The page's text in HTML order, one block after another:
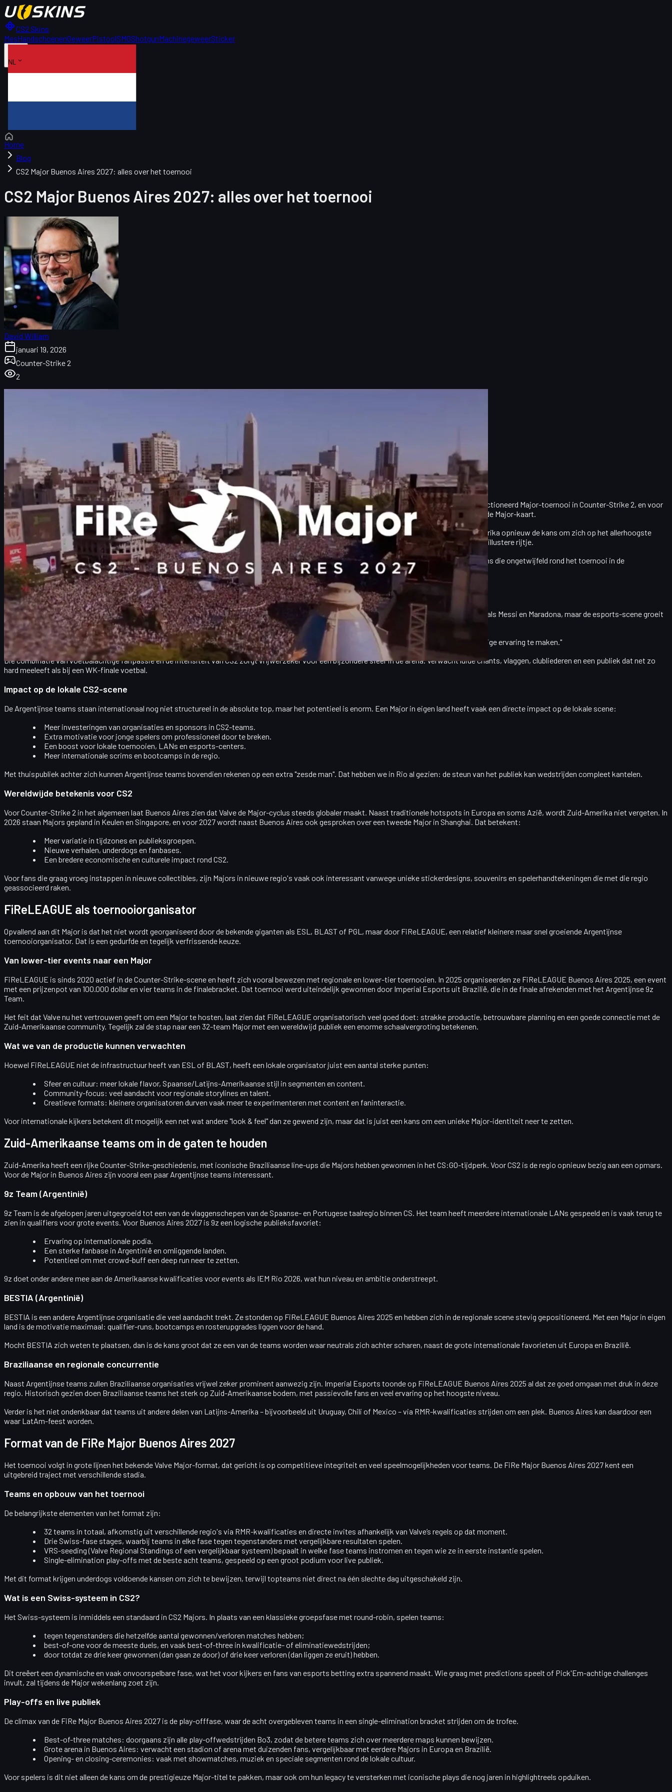
CS2 Skins
MesHandschoenenGeweerPistoolSMGShotgunMachinegeweerSticker
NL
Home
Blog
CS2 Major Buenos Aires 2027: alles over het toernooi
CS2 Major Buenos Aires 2027: alles over het toernooi
David William
januari 19, 2026
Counter-Strike 2
2
Format van de FiRe Major Buenos Aires 2027
Schema en locatie van de Major
CS2 skins en voorbereiding op de Major
Toekomst van CS2 Majors in Zuid-Amerika
CS2 Major Buenos Aires 2027: overzicht
De eerste helft van 2027 krijgt een spectaculair slot: deCS2 FiRe Major Buenos Aires 2027komt eraan. Het gaat om een officieel door Valve gesanctioneerd Major-toernooi in Counter-Strike 2, en voor
het eerst in de geschiedenis vindt zo'n event plaats in Argentinië. Voor de wereldwijde CS2-community betekent dit een nieuwe, unieke locatie op de Major-kaart.
Buenos Aires sluit met deze Major de eerste seizoenshelft van 2027 af. De regio ademt al jaren esports en Counter-Strike, maar nu krijgt Zuid-Amerika opnieuw de kans om zich op het allerhoogste
podium te laten zien. Eerder was er slechts één Major op het continent: de IEM Rio Major 2022 in Brazilië. De Argentijnse hoofdstad stapt nu in dat illustere rijtje.
Voor fans, spelers én skinverzamelaars is dit een ideaal moment om vooruit te plannen: van tickets en streams totinventaris, stickers en CS2 skins die ongetwijfeld rond het toernooi in de
belangstelling komen te staan.
Eerste Major in Argentinië en betekenis voor CS2
Dat de Major in Buenos Aires wordt georganiseerd, is voor Argentinië een mijlpaal. Het land is vooral bekend als de thuisbasis van voetballegendes als Messi en Maradona, maar de esports-scene groeit
er razendsnel. De uitspraak van FiReLEAGUE zegt eigenlijk alles:
"In het land van Messi en Maradona is de passie voor Counter-Strike net zo sterk als voor voetbal. We gaan alles geven om van dit Major een geweldige ervaring te maken."
Die combinatie van voetbalachtige fanpassie en de intensiteit van CS2 zorgt vrijwel zeker voor een bijzondere sfeer in de arena. Verwacht luide chants, vlaggen, clubliederen en een publiek dat net zo
hard meeleeft als bij een WK-finale voetbal.
Impact op de lokale CS2-scene
De Argentijnse teams staan internationaal nog niet structureel in de absolute top, maar het potentieel is enorm. Een Major in eigen land heeft vaak een directe impact op de lokale scene:
Meer investeringen van organisaties en sponsors in CS2-teams.
Extra motivatie voor jonge spelers om professioneel door te breken.
Een boost voor lokale toernooien, LANs en esports-centers.
Meer internationale scrims en bootcamps in de regio.
Met thuispubliek achter zich kunnen Argentijnse teams bovendien rekenen op een extra "zesde man". Dat hebben we in Rio al gezien: de steun van het publiek kan wedstrijden compleet kantelen.
Wereldwijde betekenis voor CS2
Voor Counter-Strike 2 in het algemeen laat Buenos Aires zien dat Valve de Major-cyclus steeds globaler maakt. Naast traditionele hotspots in Europa en soms Azië, wordt Zuid-Amerika niet vergeten. In
2026 staan Majors gepland in Keulen en Singapore, en voor 2027 wordt naast Buenos Aires ook gesproken over een tweede Major in Shanghai. Dat betekent:
Meer variatie in tijdzones en publieksgroepen.
Nieuwe verhalen, underdogs en fanbases.
Een bredere economische en culturele impact rond CS2.
Voor fans die graag vroeg instappen in nieuwe collectibles, zijn Majors in nieuwe regio's vaak ook interessant vanwege unieke stickerdesigns, souvenirs en spelerhandtekeningen die met die regio
geassocieerd raken.
FiReLEAGUE als toernooiorganisator
Opvallend aan dit Major is dat het niet wordt georganiseerd door de bekende giganten als ESL, BLAST of PGL, maar door FiReLEAGUE, een relatief kleinere maar snel groeiende Argentijnse
toernooiorganisator. Dat is een gedurfde en tegelijk verfrissende keuze.
Van lower-tier events naar een Major
FiReLEAGUE is sinds 2020 actief in de Counter-Strike-scene en heeft zich vooral bewezen met regionale en lower-tier toernooien. In 2025 organiseerden ze FiReLEAGUE Buenos Aires 2025, een event
met een prijzenpot van 100.000 dollar en vier teams in de finalebracket. Dat toernooi werd uiteindelijk gewonnen door Imperial Esports uit Brazilië, die in de finale afrekenden met het Argentijnse 9z
Team.
Het feit dat Valve nu het vertrouwen geeft om een Major te hosten, laat zien dat FiReLEAGUE organisatorisch veel goed doet: strakke productie, betrouwbare planning en een goede connectie met de
Zuid-Amerikaanse community. Tegelijk zal de stap naar een 32-team Majormet een wereldwijd publiek een enorme schaalvergroting betekenen.
Wat we van de productie kunnen verwachten
Hoewel FiReLEAGUE niet de infrastructuur heeft van ESL of BLAST, heeft een lokale organisator juist een aantal sterke punten:
Sfeer en cultuur: meer lokale flavor, Spaanse/Latijns-Amerikaanse stijl in segmenten en content.
Community-focus: veel aandacht voor regionale storylines en talent.
Creatieve formats: kleinere organisatoren durven vaak meer te experimenteren met content en faninteractie.
Voor internationale kijkers betekent dit mogelijk een net wat andere "look & feel" dan ze gewend zijn, maar dat is juist een kans om een unieke Major-identiteit neer te zetten.
Zuid-Amerikaanse teams om in de gaten te houden
Zuid-Amerika heeft een rijke Counter-Strike-geschiedenis, met iconische Braziliaanse line-ups die Majors hebben gewonnen in het CS:GO-tijdperk. Voor CS2 is de regio opnieuw bezig aan een opmars.
Voor de Major in Buenos Aires zijn vooral een paar Argentijnse teams interessant.
9z Team (Argentinië)
9z Team is de afgelopen jaren uitgegroeid tot een van de vlaggenschepen van de Spaanse- en Portugese taalregio binnen CS. Het team heeft meerdere internationale LANs gespeeld en is vaak terug te
zien in qualifiers voor grote events. Voor Buenos Aires 2027 is 9z een logische publieksfavoriet:
Ervaring op internationale podia.
Een sterke fanbase in Argentinië en omliggende landen.
Potentieel om met crowd-buff een deep run neer te zetten.
9z doet onder andere mee aan de Amerikaanse kwalificaties voor events als IEM Rio 2026, wat hun niveau en ambitie onderstreept.
BESTIA (Argentinië)
BESTIA is een andere Argentijnse organisatie die veel aandacht trekt. Ze stonden op FiReLEAGUE Buenos Aires 2025 en hebben zich in de regionale scene stevig gepositioneerd. Met een Major in eigen
land is de motivatie maximaal: qualifier-runs, bootcamps en rosterupgrades liggen voor de hand.
Mocht BESTIA zich weten te plaatsen, dan is de kans groot dat ze een van de teams worden waar neutrals zich achter scharen, naast de grote internationale favorieten uit Europa en Brazilië.
Braziliaanse en regionale concurrentie
Naast Argentijnse teams zullen Braziliaanse organisaties vrijwel zeker prominent aanwezig zijn. Imperial Esports toonde op FiReLEAGUE Buenos Aires 2025 al dat ze goed omgaan met druk in deze
regio. Historisch gezien doen Braziliaanse teams het sterk op Zuid-Amerikaanse bodem, met passievolle fans en veel ervaring op het hoogste niveau.
Verder is het niet ondenkbaar dat teams uit andere delen van Latijns-Amerika – bijvoorbeeld uit Uruguay, Chili of Mexico – via RMR-kwalificaties strijden om een plek. Buenos Aires kan daardoor een
waar LatAm-feest worden.
Format van de FiRe Major Buenos Aires 2027
Het toernooi volgt in grote lijnen het bekende Valve Major-format, dat gericht is op competitieve integriteit en veel speelmogelijkheden voor teams. De FiRe Major Buenos Aires 2027 kent een
uitgebreid traject met verschillende stadia.
Teams en opbouw van het toernooi
De belangrijkste elementen van het format zijn:
32 teams in totaal, afkomstig uit verschillende regio's via RMR-kwalificaties en directe invites afhankelijk van Valve’s regels op dat moment.
Drie Swiss-fase stages, waarbij teams in elke fase tegen tegenstanders met vergelijkbare resultaten spelen.
VRS-seeding(Valve Regional Standings of een vergelijkbaar systeem) bepaalt in welke fase teams instromen en tegen wie ze in eerste instantie spelen.
Single-elimination play-offs met de beste acht teams, gespeeld op een groot podium voor live publiek.
Met dit format krijgen underdogs voldoende kansen om zich te bewijzen, terwijl topteams niet direct na één slechte dag uitgeschakeld zijn.
Wat is een Swiss-systeem in CS2?
Het Swiss-systeem is inmiddels een standaard in CS2 Majors. In plaats van een klassieke groepsfase met round-robin, spelen teams:
tegen tegenstanders die hetzelfde aantal gewonnen/verloren matches hebben;
best-of-one voor de meeste duels, en vaak best-of-three in kwalificatie- of eliminatiewedstrijden;
door totdat zedrie keer gewonnen(dan gaan ze door) of drie keer verloren(dan liggen ze eruit) hebben.
Dit creëert een dynamische en vaak onvoorspelbare fase, wat het voor kijkers en fans van esports betting extra spannend maakt. Wie graag met predictions speelt of Pick'Em-achtige challenges
invult, zal tijdens de Major wekenlang zoet zijn.
Play-offs en live publiek
De climax van de FiRe Major Buenos Aires 2027 is de play-offfase, waar de acht overgebleven teams in een single-elimination bracket strijden om de trofee.
Best-of-three matches: doorgaans zijn alle play-offwedstrijden Bo3, zodat de betere teams zich over meerdere maps kunnen bewijzen.
Grote arena in Buenos Aires: verwacht een stadion of arena met duizenden fans, vergelijkbaar met eerdere Majors in Europa en Brazilië.
Opening- en closing-ceremonies: vaak met showmatches, muziek en speciale segmenten rond de lokale cultuur.
Voor spelers is dit niet alleen de kans om de prestigieuze Major-titel te pakken, maar ook om hun legacy te versterken met iconische plays die nog jaren in highlightreels opduiken.